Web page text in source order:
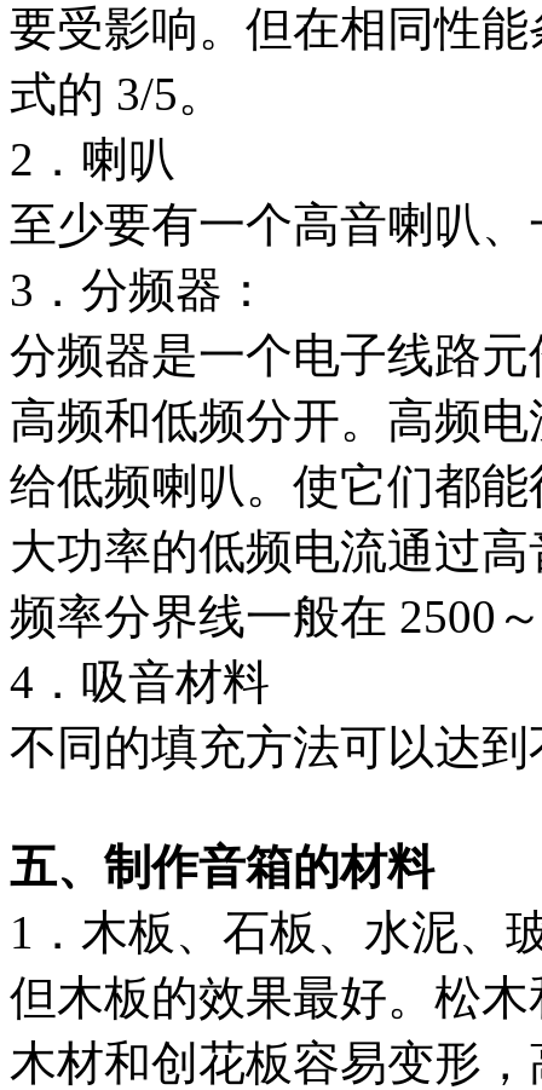
要受影响。但在相同性
式的 3/5。
2．喇叭
至少要有一个高音喇叭
3．分频器：
分频器是一个电子线路
高频和低频分开。高频
给低频喇叭。使它们都
大功率的低频电流通过
频率分界线一般在 2500
4．吸音材料
不同的填充方法可以达
五、制作音箱的材料
1．木板、石板、水泥、
但木板的效果最好。松
木材和创花板容易变形